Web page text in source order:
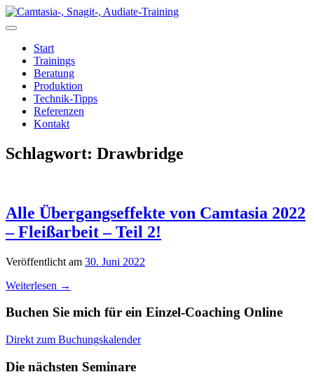
Zum
Inhalt
Start
Trainings
Beratung
Produktion
Technik-Tipps
Referenzen
Kontakt
Schlagwort: Drawbridge
Alle Übergangseffekte von Camtasia 2022
– Fleißarbeit – Teil 2!
Veröffentlicht am 30. Juni 2022
Weiterlesen →
Buchen Sie mich für ein Einzel-Coaching Online
Direkt zum Buchungskalender
Die nächsten Seminare